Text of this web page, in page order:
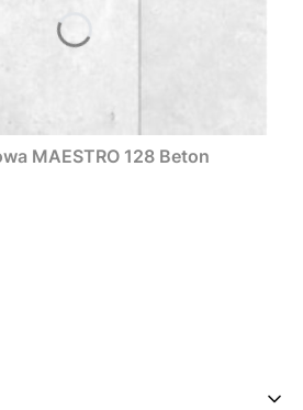
MAESTRO 128 Beton